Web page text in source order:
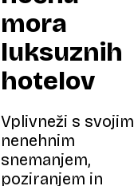
mora
luksuznih
hotelov
Vplivneži s svojim
nenehnim
snemanjem,
poziranjem in